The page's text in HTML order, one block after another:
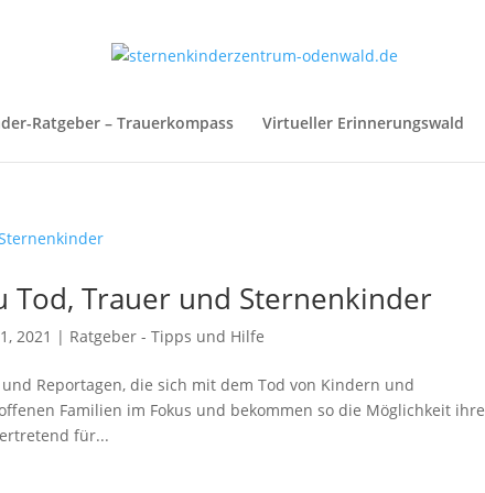
Ratgeber – Trauerkompass Virtueller Erinnerungswald
Tod, Trauer und Sternenkinder
2021 | Ratgeber - Tipps und Hilfe
Reportagen, die sich mit dem Tod von Kindern und
Familien im Fokus und bekommen so die Möglichkeit ihre
für...